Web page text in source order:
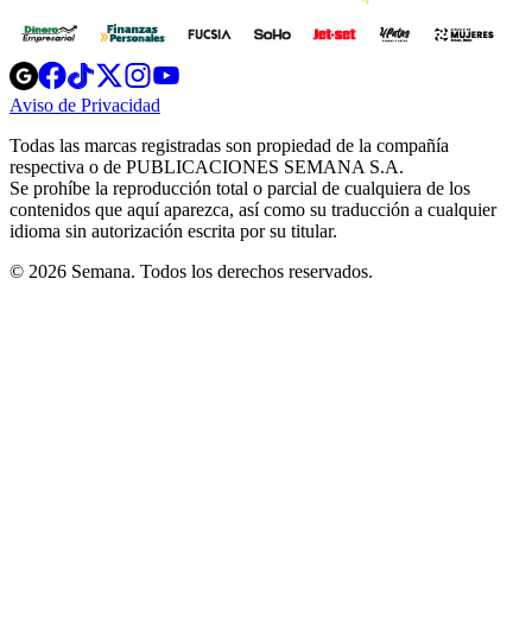
Opens
in
new
Opens
in
new
Opens
in
new
window
Opens
new
windowwindow
Aviso de Privacidad
new
window
Todas las marcas registradas son propiedad de la compañía
respectiva o de PUBLICACIONES SEMANA S.A.
Se prohíbe la reproducción total o parcial de cualquiera de los
contenidos que aquí aparezca, así como su traducción a cualquier
idioma sin autorización escrita por su titular.
© 2026 Semana. Todos los derechos reservados.